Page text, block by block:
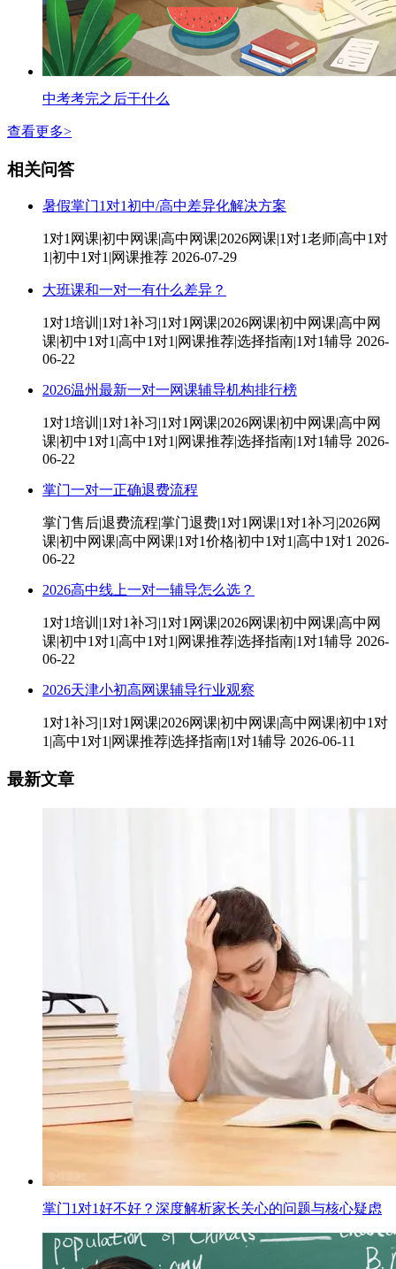
中考考完之后干什么
查看更多>
相关问答
暑假掌门1对1初中/高中差异化解决方案
1对1网课|初中网课|高中网课|2026网课|1对1老师|高中1对
1|初中1对1|网课推荐 2026-07-29
大班课和一对一有什么差异？
1对1培训|1对1补习|1对1网课|2026网课|初中网课|高中网
课|初中1对1|高中1对1|网课推荐|选择指南|1对1辅导 2026-
06-22
2026温州最新一对一网课辅导机构排行榜
1对1培训|1对1补习|1对1网课|2026网课|初中网课|高中网
课|初中1对1|高中1对1|网课推荐|选择指南|1对1辅导 2026-
06-22
掌门一对一正确退费流程
掌门售后|退费流程|掌门退费|1对1网课|1对1补习|2026网
课|初中网课|高中网课|1对1价格|初中1对1|高中1对1 2026-
06-22
2026高中线上一对一辅导怎么选？
1对1培训|1对1补习|1对1网课|2026网课|初中网课|高中网
课|初中1对1|高中1对1|网课推荐|选择指南|1对1辅导 2026-
06-22
2026天津小初高网课辅导行业观察
1对1补习|1对1网课|2026网课|初中网课|高中网课|初中1对
1|高中1对1|网课推荐|选择指南|1对1辅导 2026-06-11
最新文章
掌门1对1好不好？深度解析家长关心的问题与核心疑虑